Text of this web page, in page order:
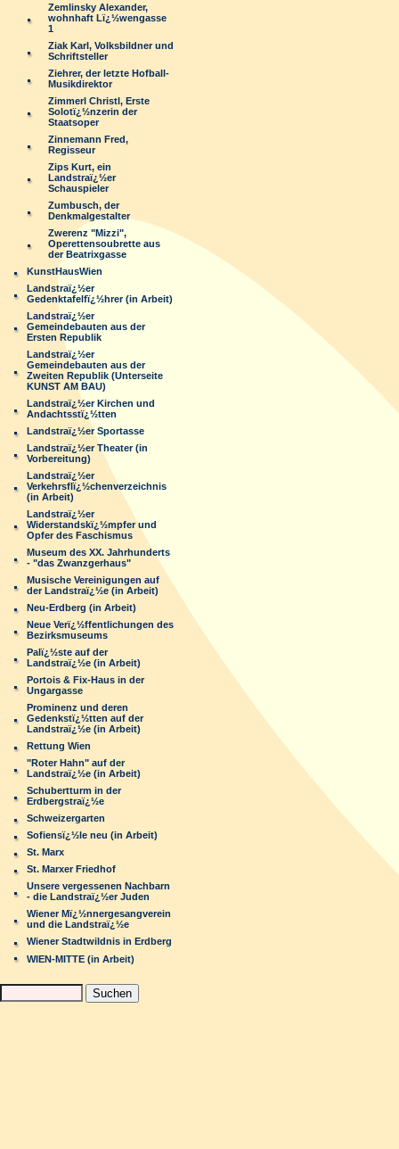
Zemlinsky Alexander,
wohnhaft Lï¿½wengasse
1
Ziak Karl, Volksbildner und
Schriftsteller
Ziehrer, der letzte Hofball-
Musikdirektor
Zimmerl Christl, Erste
Solotï¿½nzerin der
Staatsoper
Zinnemann Fred,
Regisseur
Zips Kurt, ein
Landstraï¿½er
Schauspieler
Zumbusch, der
Denkmalgestalter
Zwerenz "Mizzi",
Operettensoubrette aus
der Beatrixgasse
KunstHausWien
Landstraï¿½er
Gedenktafelfï¿½hrer (in Arbeit)
Landstraï¿½er
Gemeindebauten aus der
Ersten Republik
Landstraï¿½er
Gemeindebauten aus der
Zweiten Republik (Unterseite
KUNST AM BAU)
Landstraï¿½er Kirchen und
Andachtsstï¿½tten
Landstraï¿½er Sportasse
Landstraï¿½er Theater (in
Vorbereitung)
Landstraï¿½er
Verkehrsflï¿½chenverzeichnis
(in Arbeit)
Landstraï¿½er
Widerstandskï¿½mpfer und
Opfer des Faschismus
Museum des XX. Jahrhunderts
- "das Zwanzgerhaus"
Musische Vereinigungen auf
der Landstraï¿½e (in Arbeit)
Neu-Erdberg (in Arbeit)
Neue Verï¿½ffentlichungen des
Bezirksmuseums
Palï¿½ste auf der
Landstraï¿½e (in Arbeit)
Portois & Fix-Haus in der
Ungargasse
Prominenz und deren
Gedenkstï¿½tten auf der
Landstraï¿½e (in Arbeit)
Rettung Wien
"Roter Hahn" auf der
Landstraï¿½e (in Arbeit)
Schubertturm in der
Erdbergstraï¿½e
Schweizergarten
Sofiensï¿½le neu (in Arbeit)
St. Marx
St. Marxer Friedhof
Unsere vergessenen Nachbarn
- die Landstraï¿½er Juden
Wiener Mï¿½nnergesangverein
und die Landstraï¿½e
Wiener Stadtwildnis in Erdberg
WIEN-MITTE (in Arbeit)